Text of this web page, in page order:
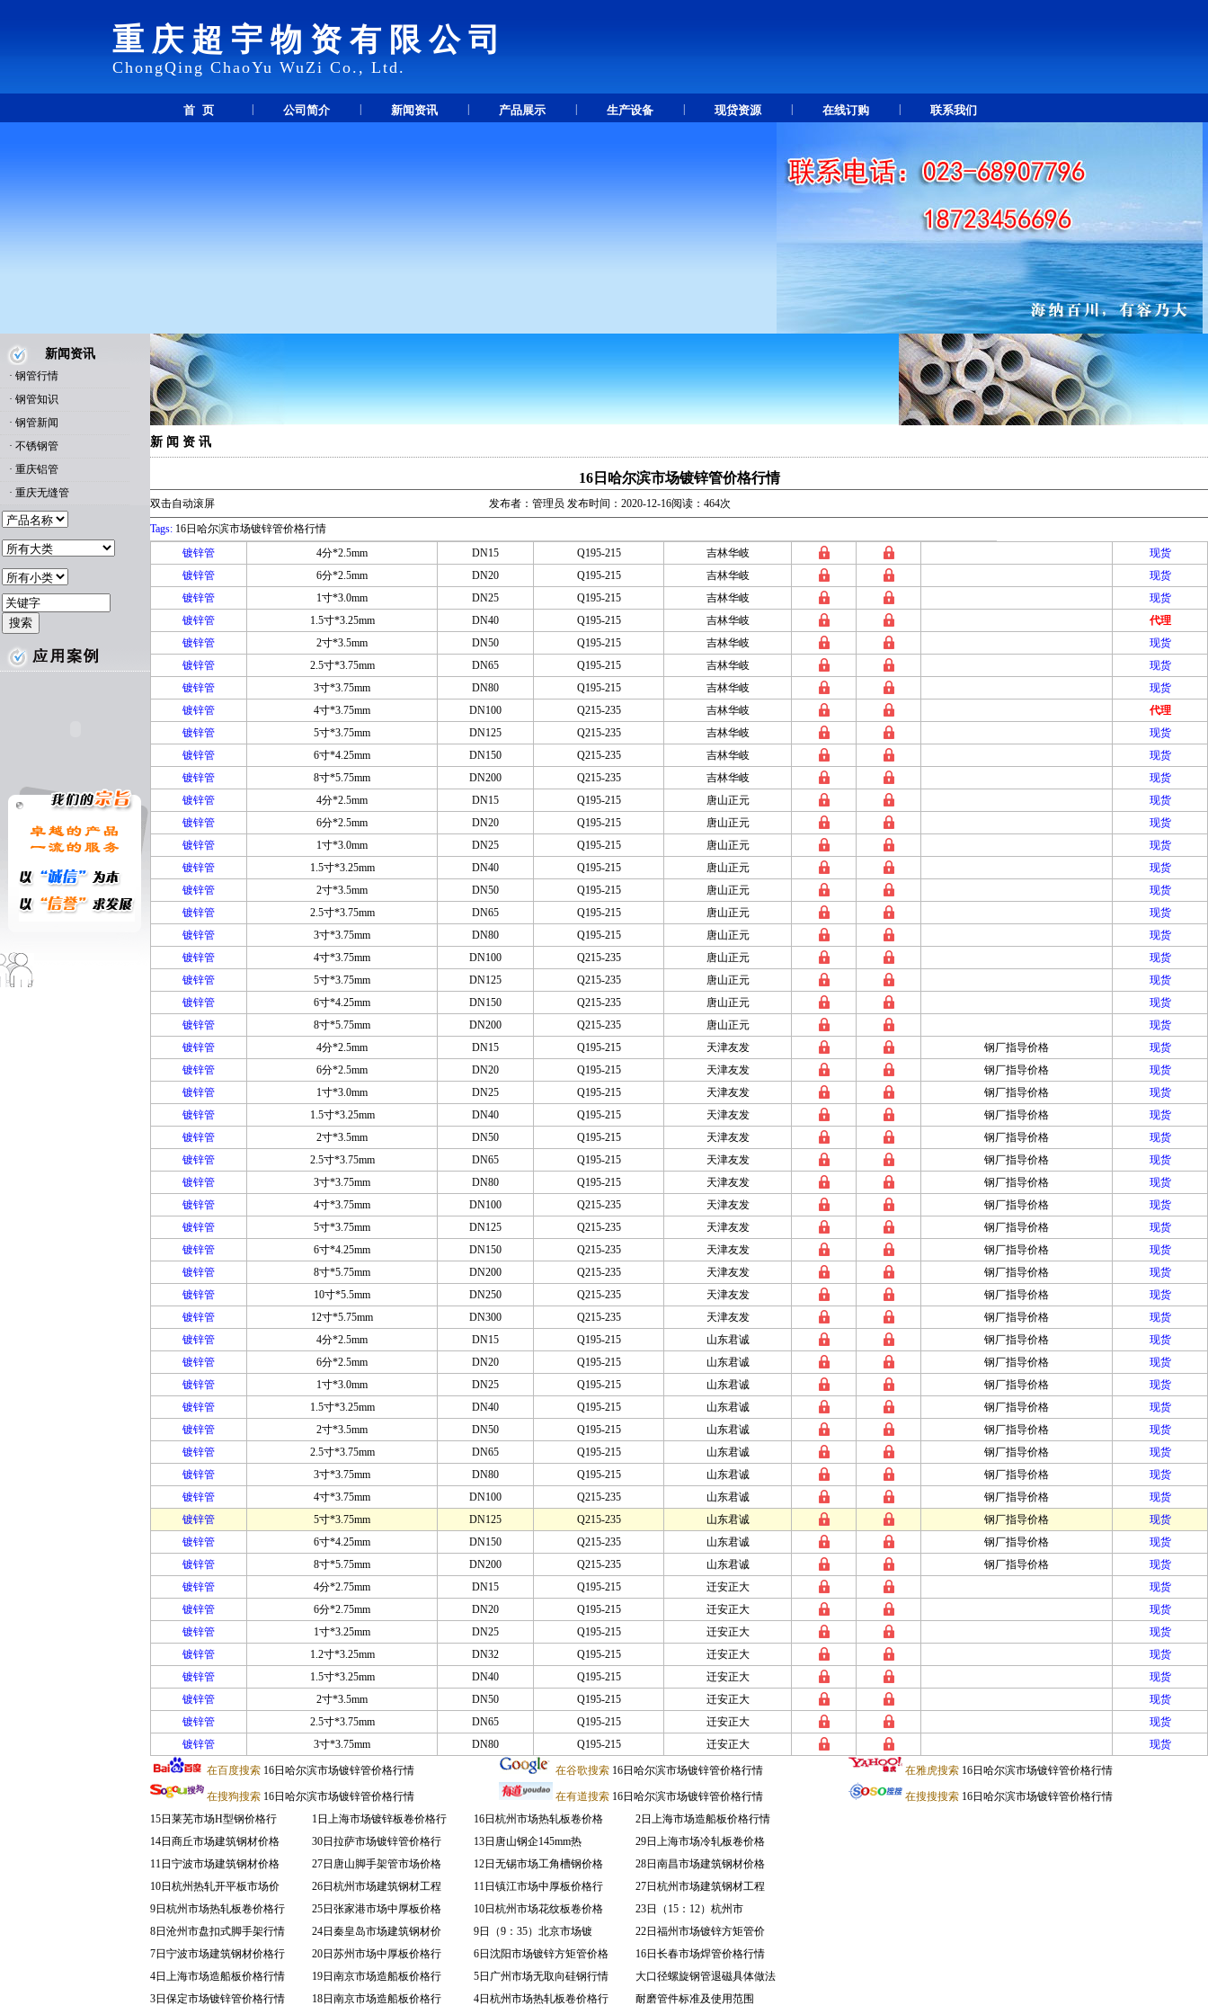
重庆超宇物资有限公司
ChongQing ChaoYu WuZi Co., Ltd.
首 页 公司简介 新闻资讯 产品展示 生产设备 现贷资源 在线订购 联系我们
新闻资讯
· 钢管行情
· 钢管知识
· 钢管新闻
· 不锈钢管
· 重庆铝管
· 重庆无缝管
新 闻 资 讯
16日哈尔滨市场镀锌管价格行情
双击自动滚屏
发布者：管理员 发布时间：2020-12-16阅读：464次
Tags: 16日哈尔滨市场镀锌管价格行情
镀锌管
4分*2.5mm DN15 Q195-215 吉林华岐
现货
镀锌管
6分*2.5mm DN20 Q195-215 吉林华岐
现货
镀锌管
1寸*3.0mm DN25 Q195-215 吉林华岐
现货
镀锌管
1.5寸*3.25mm DN40 Q195-215 吉林华岐
代理
镀锌管
2寸*3.5mm DN50 Q195-215 吉林华岐
现货
镀锌管
2.5寸*3.75mm DN65 Q195-215 吉林华岐
现货
镀锌管
3寸*3.75mm DN80 Q195-215 吉林华岐
现货
镀锌管
4寸*3.75mm DN100 Q215-235 吉林华岐
代理
镀锌管
5寸*3.75mm DN125 Q215-235 吉林华岐
现货
镀锌管
6寸*4.25mm DN150 Q215-235 吉林华岐
现货
镀锌管
8寸*5.75mm DN200 Q215-235 吉林华岐
现货
镀锌管
4分*2.5mm DN15 Q195-215 唐山正元
现货
镀锌管
6分*2.5mm DN20 Q195-215 唐山正元
现货
镀锌管
1寸*3.0mm DN25 Q195-215 唐山正元
现货
镀锌管
1.5寸*3.25mm DN40 Q195-215 唐山正元
现货
镀锌管
2寸*3.5mm DN50 Q195-215 唐山正元
现货
镀锌管
2.5寸*3.75mm DN65 Q195-215 唐山正元
现货
镀锌管
3寸*3.75mm DN80 Q195-215 唐山正元
现货
镀锌管
4寸*3.75mm DN100 Q215-235 唐山正元
现货
镀锌管
5寸*3.75mm DN125 Q215-235 唐山正元
现货
镀锌管
6寸*4.25mm DN150 Q215-235 唐山正元
现货
镀锌管
8寸*5.75mm DN200 Q215-235 唐山正元
现货
镀锌管
4分*2.5mm DN15 Q195-215 天津友发 钢厂指导价格
现货
镀锌管
6分*2.5mm DN20 Q195-215 天津友发 钢厂指导价格
现货
镀锌管
1寸*3.0mm DN25 Q195-215 天津友发 钢厂指导价格
现货
镀锌管
1.5寸*3.25mm DN40 Q195-215 天津友发 钢厂指导价格
现货
镀锌管
2寸*3.5mm DN50 Q195-215 天津友发 钢厂指导价格
现货
镀锌管
2.5寸*3.75mm DN65 Q195-215 天津友发 钢厂指导价格
现货
镀锌管
3寸*3.75mm DN80 Q195-215 天津友发 钢厂指导价格
现货
镀锌管
4寸*3.75mm DN100 Q215-235 天津友发 钢厂指导价格
现货
镀锌管
5寸*3.75mm DN125 Q215-235 天津友发 钢厂指导价格
现货
镀锌管
6寸*4.25mm DN150 Q215-235 天津友发 钢厂指导价格
现货
镀锌管
8寸*5.75mm DN200 Q215-235 天津友发 钢厂指导价格
现货
镀锌管
10寸*5.5mm DN250 Q215-235 天津友发 钢厂指导价格
现货
镀锌管
12寸*5.75mm DN300 Q215-235 天津友发 钢厂指导价格
现货
镀锌管
4分*2.5mm DN15 Q195-215 山东君诚 钢厂指导价格
现货
镀锌管
6分*2.5mm DN20 Q195-215 山东君诚 钢厂指导价格
现货
镀锌管
1寸*3.0mm DN25 Q195-215 山东君诚 钢厂指导价格
现货
镀锌管
1.5寸*3.25mm DN40 Q195-215 山东君诚 钢厂指导价格
现货
镀锌管
2寸*3.5mm DN50 Q195-215 山东君诚 钢厂指导价格
现货
镀锌管
2.5寸*3.75mm DN65 Q195-215 山东君诚 钢厂指导价格
现货
镀锌管
3寸*3.75mm DN80 Q195-215 山东君诚 钢厂指导价格
现货
镀锌管
4寸*3.75mm DN100 Q215-235 山东君诚 钢厂指导价格
现货
镀锌管
5寸*3.75mm DN125 Q215-235 山东君诚 钢厂指导价格
现货
镀锌管
6寸*4.25mm DN150 Q215-235 山东君诚 钢厂指导价格
现货
镀锌管
8寸*5.75mm DN200 Q215-235 山东君诚 钢厂指导价格
现货
镀锌管
4分*2.75mm DN15 Q195-215 迁安正大
现货
镀锌管
6分*2.75mm DN20 Q195-215 迁安正大
现货
镀锌管
1寸*3.25mm DN25 Q195-215 迁安正大
现货
镀锌管
1.2寸*3.25mm DN32 Q195-215 迁安正大
现货
镀锌管
1.5寸*3.25mm DN40 Q195-215 迁安正大
现货
镀锌管
2寸*3.5mm DN50 Q195-215 迁安正大
现货
镀锌管
2.5寸*3.75mm DN65 Q195-215 迁安正大
现货
镀锌管
3寸*3.75mm DN80 Q195-215 迁安正大 现货
在百度搜索 16日哈尔滨市场镀锌管价格行情 在谷歌搜索 16日哈尔滨市场镀锌管价格行情 在雅虎搜索16日哈尔滨市场镀锌管价格行情
在搜狗搜索 16日哈尔滨市场镀锌管价格行情 在有道搜索 16日哈尔滨市场镀锌管价格行情 在搜搜搜索16日哈尔滨市场镀锌管价格行情
15日莱芜市场H型钢价格行
14日商丘市场建筑钢材价格
11日宁波市场建筑钢材价格
10日杭州热轧开平板市场价
9日杭州市场热轧板卷价格行
8日沧州市盘扣式脚手架行情
7日宁波市场建筑钢材价格行
4日上海市场造船板价格行情
3日保定市场镀锌管价格行情
1日上海市场镀锌板卷价格行
30日拉萨市场镀锌管价格行
27日唐山脚手架管市场价格
26日杭州市场建筑钢材工程
25日张家港市场中厚板价格
24日秦皇岛市场建筑钢材价
20日苏州市场中厚板价格行
19日南京市场造船板价格行
18日南京市场造船板价格行
16日杭州市场热轧板卷价格
13日唐山钢企145mm热
12日无锡市场工角槽钢价格
11日镇江市场中厚板价格行
10日杭州市场花纹板卷价格
9日（9：35）北京市场镀
6日沈阳市场镀锌方矩管价格
5日广州市场无取向硅钢行情
4日杭州市场热轧板卷价格行
2日上海市场造船板价格行情
29日上海市场冷轧板卷价格
28日南昌市场建筑钢材价格
27日杭州市场建筑钢材工程
23日（15：12）杭州市
22日福州市场镀锌方矩管价
16日长春市场焊管价格行情
大口径螺旋钢管退磁具体做法
耐磨管件标准及使用范围